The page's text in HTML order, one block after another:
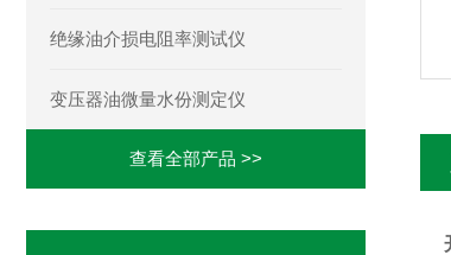
绝缘油介损电阻率测试仪
变压器油微量水份测定仪
查看全部产品 >>